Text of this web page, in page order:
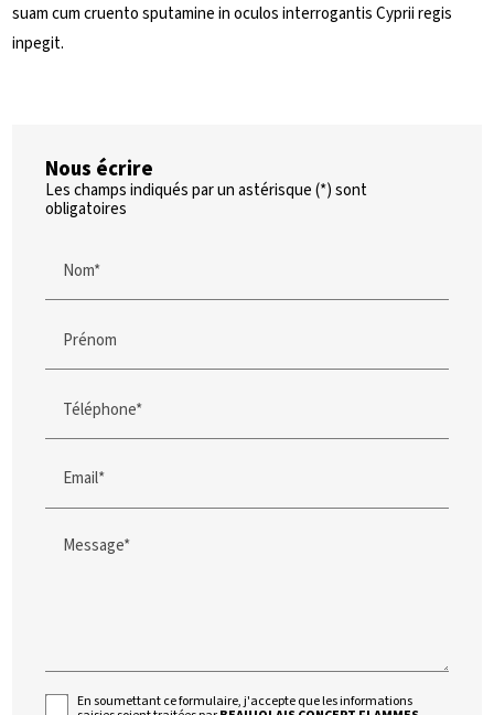
suam cum cruento sputamine in oculos interrogantis Cyprii regis
inpegit.
Nous écrire
Les champs indiqués par un astérisque (*) sont
obligatoires
Nom*
Prénom
Téléphone*
Email*
Message*
En soumettant ce formulaire, j'accepte que les informations